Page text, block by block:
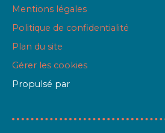
Mentions légales
Politique de confidentialité
Plan du site
Gérer les cookies
Propulsé par